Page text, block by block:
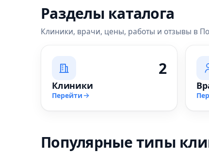
Разделы каталога
Клиники, врачи, цены, работы и отзывы в
2
Клиники
Перейти
Популярные типы